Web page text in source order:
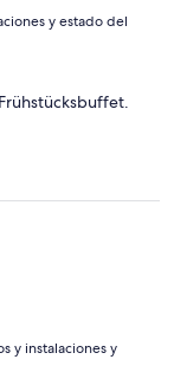
y estado del
y instalaciones y